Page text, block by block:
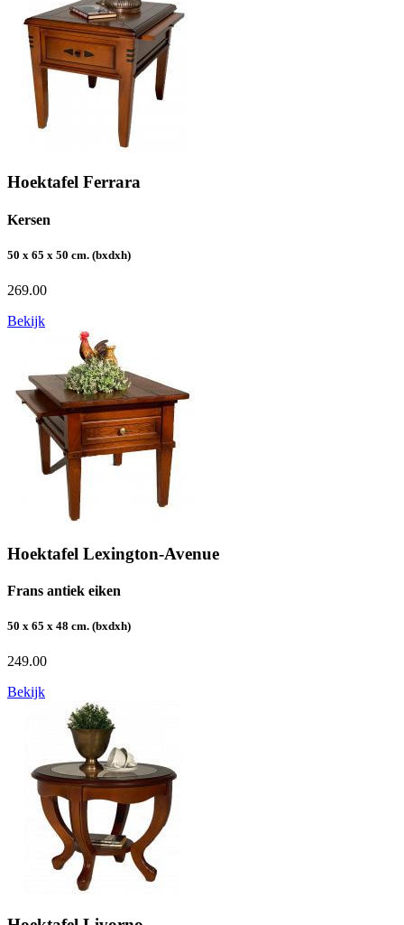
Hoektafel Ferrara
Kersen
50 x 65 x 50 cm. (bxdxh)
269.00
Bekijk
Hoektafel Lexington-Avenue
Frans antiek eiken
50 x 65 x 48 cm. (bxdxh)
249.00
Bekijk